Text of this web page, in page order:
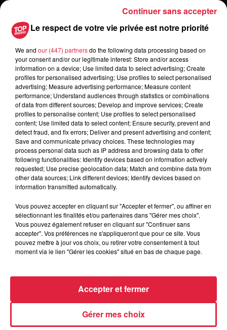
4 août 2026
Bischheim : disparition d’une
adolescente de 16 ans
4 août 2026
Muttersholtz : après SensoRied,
voilà BotaRied
Thierry du Domaine Wunsch et
Mann à Wettolsheim !
Thierry du Domaine Wunsch et Mann à
Fanny nous présente le festival
Festimania !
Fanny nous présente le festival Festimania !
Le respect de votre vie privée est notre priorité
We and our (447) partnersdo the following data processing based on
your consent and/or our legitimate interest: Store and/or access
information on a device; Use limited data to select advertising; Create
profiles for personalised advertising; Use profiles to select personalised
advertising; Measure advertising performance; Measure content
performance; Understand audiences through statistics or combinations
of data from different sources; Develop and improve services; Create
profiles to personalise content; Use profiles to select personalised
content; Use limited data to select content; Ensure security, prevent and
detect fraud, and fix errors; Deliver and present advertising and content;
Save and communicate privacy choices. These technologies may
process personal data such as IP address and browsing data to offer
following functionalities: Identify devices based on information actively
requested; Use precise geolocation data; Match and combine data from
other data sources; Link different devices; Identify devices based on
information transmitted automatically.
Vous pouvez accepter en cliquant sur "Accepter et fermer", ou affiner en
sélectionnant les finalités et/ou partenaires dans "Gérer mes choix".
Vous pouvez également refuser en cliquant sur "Continuer sans
accepter". Vos préférences ne s'appliqueront que pour ce site. Vous
pouvez mettre à jour vos choix, ou retirer votre consentement à tout
moment via le lien "Gérer les cookies" situé en bas de chaque page.
Gérer mes choix
Accepter et fermer
Continuer sans accepter